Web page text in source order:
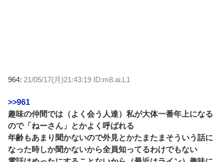
964: 21/05/17(月)21:43:19 ID:m8.ai.L1
>>961
趣味の仲間では（よく会う人達）私が大体一番年上になる
ので「ねーさん」とかよく呼ばれる
年齢もあまり聞かないので外見とかたまたまそういう話に
なった時しか聞かないから全員知ってるわけでもない